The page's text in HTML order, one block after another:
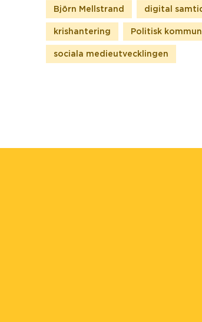
Björn Mellstrand digital
krishantering Politisk
sociala medieutvecklingen